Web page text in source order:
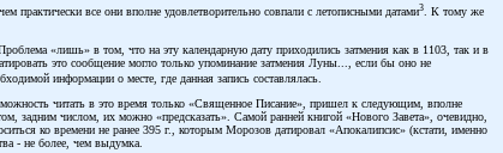
все они вполне удовлетворительно совпали с летописными датами3
. К тому же
«лишь» в том, что на эту календарную дату приходились затмения как в 1103, так и в
это сообщение могло только упоминание затмения Луны..., если бы оно не
информации о месте, где данная запись составлялась.
читать в это время только «Священное Писание», пришел к следующим, вполне
задним числом, их можно «предсказать». Самой ранней книгой «Нового Завета», очевидно,
ко времени не ранее 395 г., которым Морозов датировал «Апокалипсис» (кстати, именно
- не более, чем выдумка.